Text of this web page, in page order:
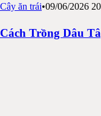
Cây ăn trái•09/06/2026
Cách Trồng Dâu